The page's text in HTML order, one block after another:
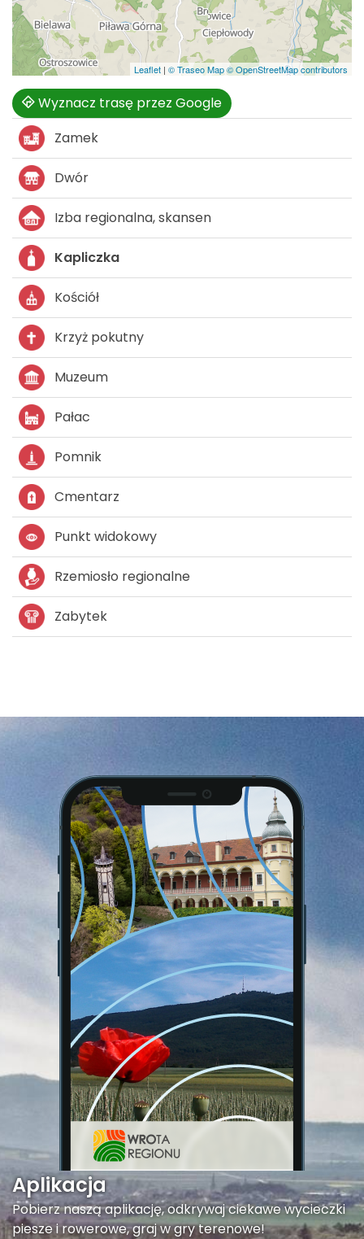
Leaflet | © Traseo Map© OpenStreetMap contributors
Wyznacz trasę przez Google
Zamek
Dwór
Izba regionalna, skansen
Kapliczka
Kościół
Krzyż pokutny
Muzeum
Pałac
Pomnik
Cmentarz
Punkt widokowy
Rzemiosło regionalne
Zabytek
Aplikacja
Pobierz naszą aplikację, odkrywaj ciekawe wycieczki
piesze i rowerowe, graj w gry terenowe!